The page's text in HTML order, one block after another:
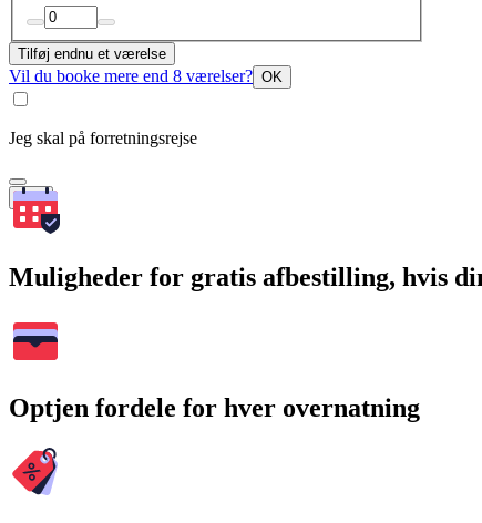
Tilføj endnu et værelse
Vil du booke mere end 8 værelser? OK
Jeg skal på forretningsrejse
Søg
Muligheder for gratis afbestilling, hvis
Optjen fordele for hver overnatning